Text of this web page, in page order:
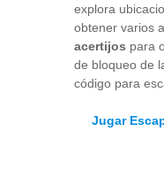
explora
obtener varios
acertijos para
de bloqueo de
código para
Jugar